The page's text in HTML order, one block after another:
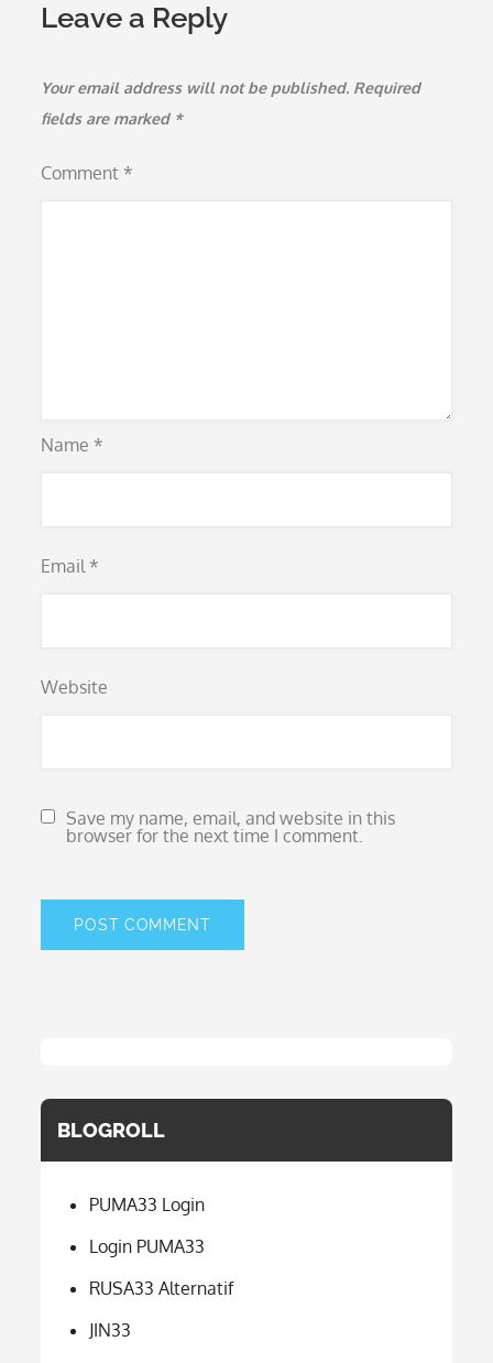
Leave a Reply
Your email address will not be published. Required
fields are marked *
Comment *
Name *
Email *
Website
Save my name, email, and website in this
browser for the next time I comment.
BLOGROLL
PUMA33 Login
Login PUMA33
RUSA33 Alternatif
JIN33